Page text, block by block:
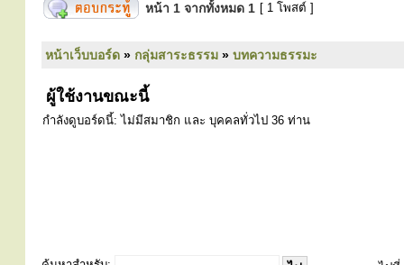
หน้า 1 จากทั้งหมด 1 [ 1 โพสต์ ]
หน้าเว็บบอร์ด » กลุ่มสาระธรรม » บทความธรรมะ
ผู้ใช้งานขณะนี้
กำลังดูบอร์ดนี้: ไม่มีสมาชิก และ บุคคลทั่วไป 36 ท่าน